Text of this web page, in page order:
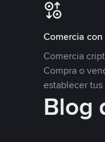
Comercia
Comercia
Compra o
establecer
Blog